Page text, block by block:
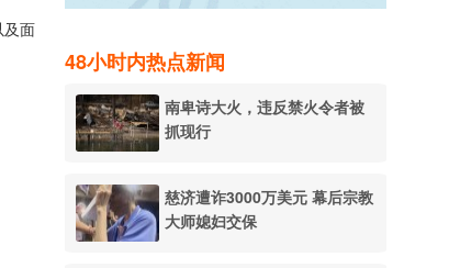
及面
48小时内热点新闻
南卑诗大火，违反禁火令者被
抓现行
慈济遭诈3000万美元 幕后宗教
大师媳妇交保